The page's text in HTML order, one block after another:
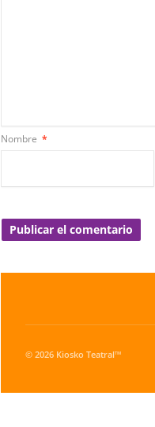
Nombre *
© 2026 Kiosko Teatral™